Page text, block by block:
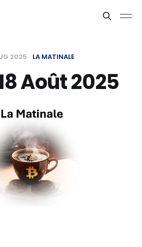
2025 LA MATINALE
Août 2025